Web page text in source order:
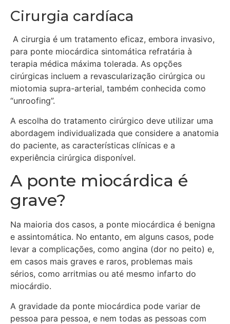
Cirurgia cardíaca
A cirurgia é um tratamento eficaz, embora invasivo,
para ponte miocárdica sintomática refratária à
terapia médica máxima tolerada. As opções
cirúrgicas incluem a revascularização cirúrgica ou
miotomia supra-arterial, também conhecida como
“unroofing”.
A escolha do tratamento cirúrgico deve utilizar uma
abordagem individualizada que considere a anatomia
do paciente, as características clínicas e a
experiência cirúrgica disponível.
A ponte miocárdica é
grave?
Na maioria dos casos, a ponte miocárdica é benigna
e assintomática. No entanto, em alguns casos, pode
levar a complicações, como angina (dor no peito) e,
em casos mais graves e raros, problemas mais
sérios, como arritmias ou até mesmo infarto do
miocárdio.
A gravidade da ponte miocárdica pode variar de
pessoa para pessoa, e nem todas as pessoas com